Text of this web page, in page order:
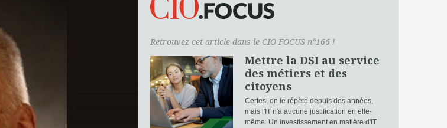
Retrouvez cet article dans le CIO FOCUS n°166 !
Mettre la DSI au service
des métiers et des
citoyens
Certes, on le répète depuis des années,
mais l'IT n'a aucune justification en elle-
même. Un investissement en matière d'IT